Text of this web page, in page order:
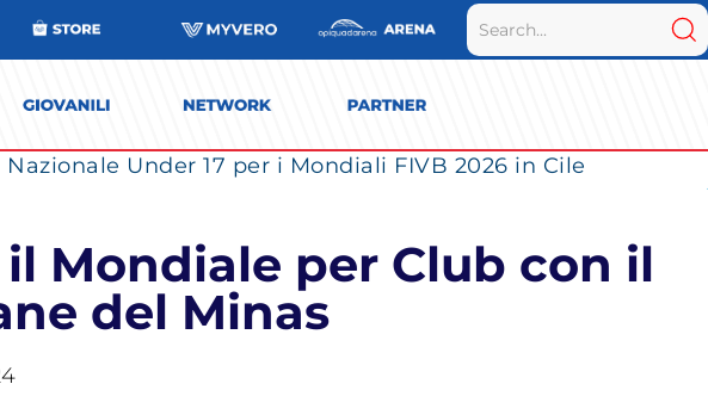
Under 17 per i Mondiali FIVB 2026 in Cile
Mondiale per Club con il
del Minas